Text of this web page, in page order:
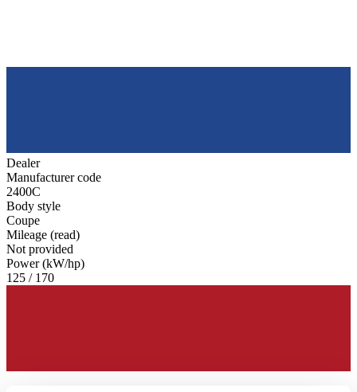
Dealer
Manufacturer code
2400C
Body style
Coupe
Mileage (read)
Not provided
Power (kW/hp)
125 / 170